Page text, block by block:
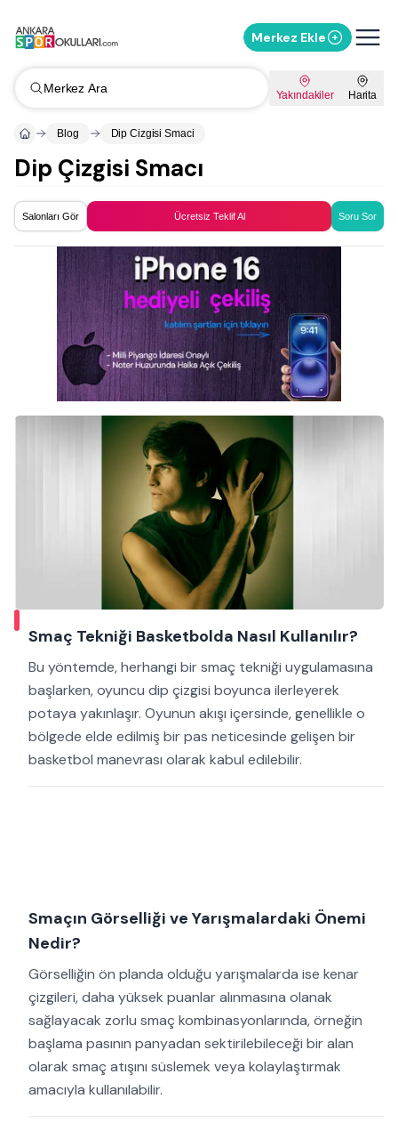
Merkez Ekle
Merkez Ara Yakındakiler Harita
Blog Dip Cizgisi Smaci
Dip Çizgisi Smacı
Salonları Gör Ücretsiz Teklif Al Soru Sor
Smaç Tekniği Basketbolda Nasıl Kullanılır?
Bu yöntemde, herhangi bir smaç tekniği uygulamasına
başlarken, oyuncu dip çizgisi boyunca ilerleyerek
potaya yakınlaşır. Oyunun akışı içersinde, genellikle o
bölgede elde edilmiş bir pas neticesinde gelişen bir
basketbol manevrası olarak kabul edilebilir.
Smaçın Görselliği ve Yarışmalardaki Önemi
Nedir?
Görselliğin ön planda olduğu yarışmalarda ise kenar
çizgileri, daha yüksek puanlar alınmasına olanak
sağlayacak zorlu smaç kombinasyonlarında, örneğin
başlama pasının panyadan sektirilebileceği bir alan
olarak smaç atışını süslemek veya kolaylaştırmak
amacıyla kullanılabilir.